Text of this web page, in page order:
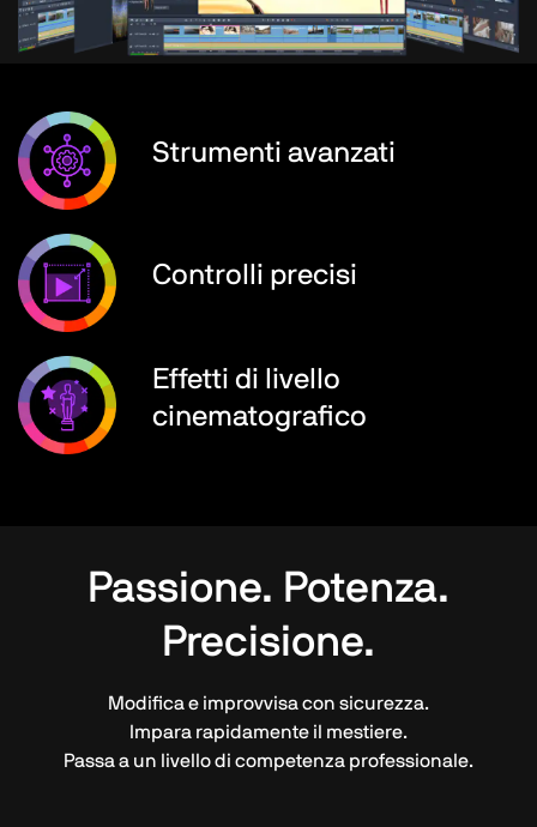
Strumenti avanzati
Controlli precisi
Effetti di livello
cinematografico
Passione. Potenza.
Precisione.
Modifica e improvvisa con sicurezza.
Impara rapidamente il mestiere.
Passa a un livello di competenza professionale.